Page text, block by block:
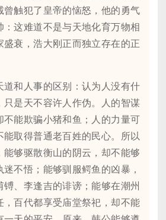
曾触犯了皇帝的恼怒，他的勇气
：这难道不是与天地化育万物相
盛衰，浩大刚正而独立存在的正
和人事的区别：认为人没有什
只是天不容许人作伪。人的智谋
不能欺骗小猪和鱼；人的力量可
能取得普通老百姓的民心。所以
能够驱散衡山的阴云，却不能够
不悟；能够驯服鳄鱼的凶暴，
镈、李逢吉的诽谤；能够在潮州
，百代都享受庙堂祭祀，却不能